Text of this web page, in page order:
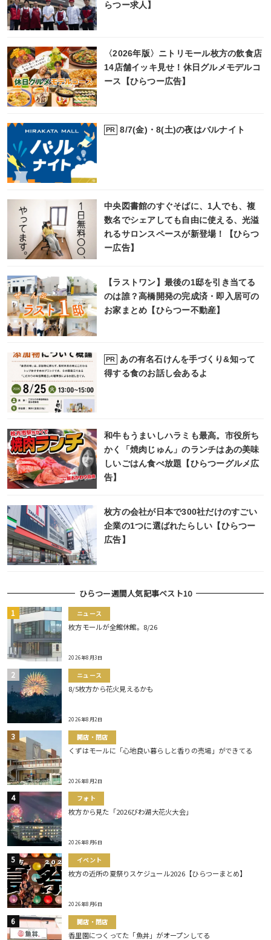
らつー求人】
〈2026年版〉ニトリモール枚方の飲食店
14店舗イッキ見せ！休日グルメモデルコ
ース【ひらつー広告】
PR 8/7(金)・8(土)の夜はバルナイト
中央図書館のすぐそばに、1人でも、複
数名でシェアしても自由に使える、光溢
れるサロンスペースが新登場！【ひらつ
ー広告】
【ラストワン】最後の1邸を引き当てる
のは誰？高橋開発の完成済・即入居可の
お家まとめ【ひらつー不動産】
PR
あの有名石けんを手づくり&知って
得する食のお話し会あるよ
和牛もうまいしハラミも最高。市役所ち
かく「焼肉じゅん」のランチはあの美味
しいごはん食べ放題【ひらつーグルメ広
告】
枚方の会社が日本で300社だけのすごい
企業の1つに選ばれたらしい【ひらつー
広告】
ひらつー週間人気記事ベスト10
ニュース
枚方モールが全館休館。8/26
2026年8月3日
ニュース
8/5枚方から花火見えるかも
2026年8月2日
開店・閉店
くずはモールに「心地良い暮らしと香りの売場」ができてる
2026年8月2日
フォト
枚方から見た「2026びわ湖大花火大会」
2026年8月6日
イベント
枚方の近所の夏祭りスケジュール2026【ひらつーまとめ】
2026年8月6日
開店・閉店
香里園につくってた「魚丼」がオープンしてる